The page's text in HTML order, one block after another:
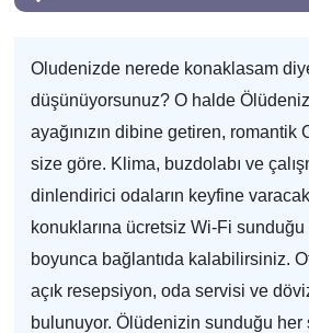
Oludenizde nerede konaklasam
düşünüyorsunuz? O halde
ayağınızın dibine getiren, romantik
size göre. Klima, buzdolabı ve
dinlendirici odaların keyfine
konuklarına ücretsiz Wi-Fi
boyunca bağlantıda kalabilirsiniz.
açık resepsiyon, oda servisi ve
bulunuyor. Ölüdenizin sunduğu